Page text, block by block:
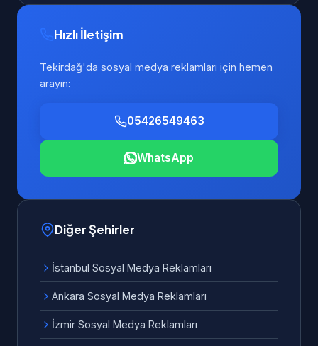
Hızlı İletişim
Tekirdağ'da sosyal medya reklamları için hemen
arayın:
05426549463
WhatsApp
Diğer Şehirler
İstanbul Sosyal Medya Reklamları
Ankara Sosyal Medya Reklamları
İzmir Sosyal Medya Reklamları